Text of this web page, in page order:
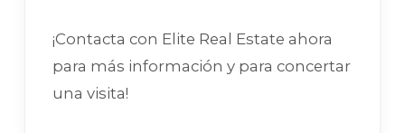
¡Contacta con Elite Real Estate ahora
para más información y para concertar
una visita!